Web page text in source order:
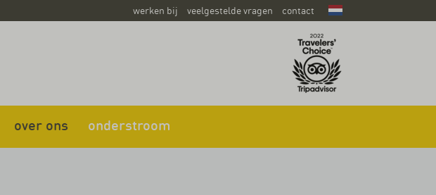
werken bij veelgestelde vragen contact
over ons onderstroom